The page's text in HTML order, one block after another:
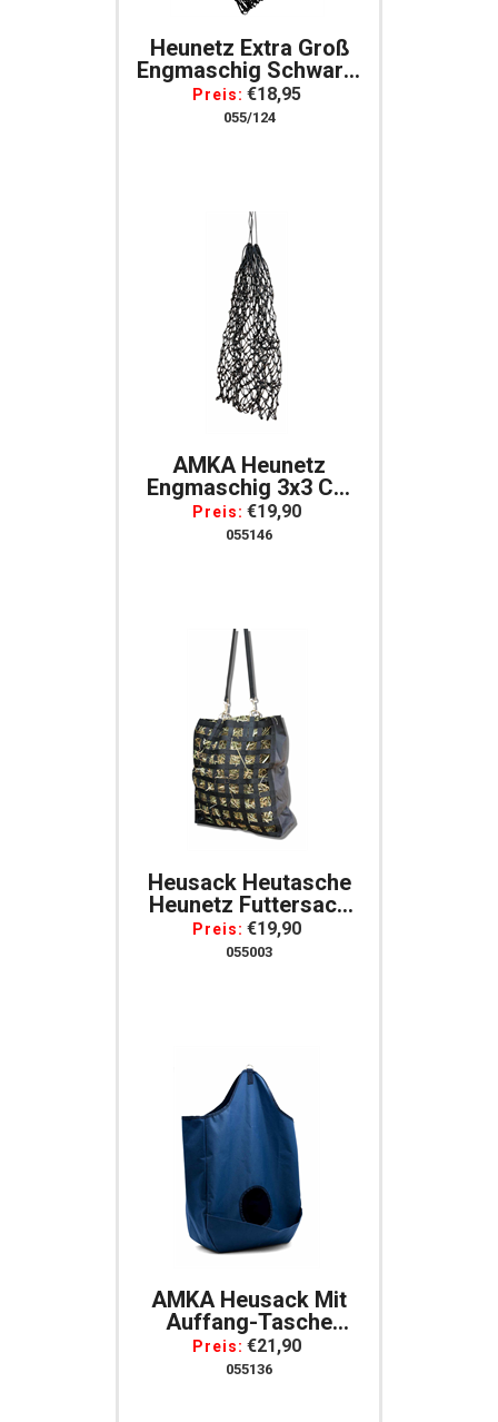
Heunetz Extra Groß
Engmaschig Schwarz,
Maße: Ca. 150 X 80
Cm
Preis: €18,95
055/124
AMKA Heunetz
Engmaschig 3x3 Cm
Für Artgerechte
Fütterung 100 Cm
Preis: €19,90
055146
Heusack Heutasche
Heunetz Futtersack
55x60x17 Starke
Ausführung
Preis: €19,90
055003
AMKA Heusack Mit
Auffang-Tasche
Heunetz Heutasche
Heuraufe
Preis: €21,90
055136